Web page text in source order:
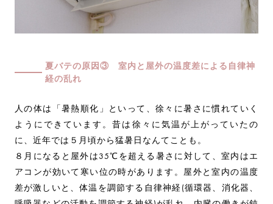
夏バテの原因③ 室内と屋外の温度差による自律神
経の乱れ
人の体は「暑熱順化」といって、徐々に暑さに慣れていく
ようにできています。昔は徐々に気温が上がっていたの
に、近年では５月頃から猛暑日なんてことも。
８月になると屋外は35℃を超える暑さに対して、室内はエ
アコンが効いて寒い位の時があります。屋外と室内の温度
差が激しいと、体温を調節する自律神経(循環器、消化器、